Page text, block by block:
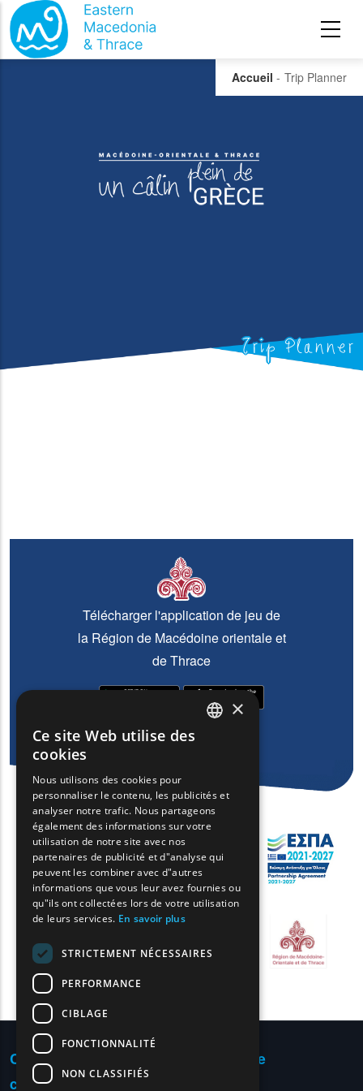
Aller au contenu principal
Trip Planner
Accueil - Trip Planner
Télécharger l'application de jeu de
la Région de Macédoine orientale et
de Thrace
Conditions d'utilisation | Politique de
confidentialité Sitemap
FRENCH
BULGARIAN
GERMAN
ROMANIAN
TURKISH
×
Ce site Web utilise des
cookies
Nous utilisons des cookies pour
personnaliser le contenu, les publicités et
analyser notre trafic. Nous partageons
également des informations sur votre
utilisation de notre site avec nos
partenaires de publicité et d"analyse qui
peuvent les combiner avec d"autres
informations que vous leur avez fournies ou
qu"ils ont collectées lors de votre utilisation
de leurs services. En savoir plus
STRICTEMENT NÉCESSAIRES
PERFORMANCE
CIBLAGE
FONCTIONNALITÉ
NON CLASSIFIÉS